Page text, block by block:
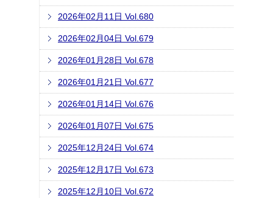
2026年02月11日 Vol.680
2026年02月04日 Vol.679
2026年01月28日 Vol.678
2026年01月21日 Vol.677
2026年01月14日 Vol.676
2026年01月07日 Vol.675
2025年12月24日 Vol.674
2025年12月17日 Vol.673
2025年12月10日 Vol.672